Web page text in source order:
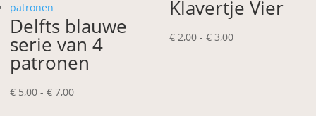
Delfts blauwe
serie van 4
patronen
€ 5,00 - € 7,00Prijsklasse:
Klavertje Vier
€2,00 - €3,00Prijsklasse: